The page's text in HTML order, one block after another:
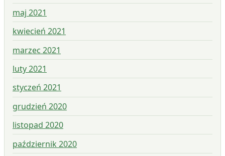
maj 2021
kwiecień 2021
marzec 2021
luty 2021
styczeń 2021
grudzień 2020
listopad 2020
październik 2020